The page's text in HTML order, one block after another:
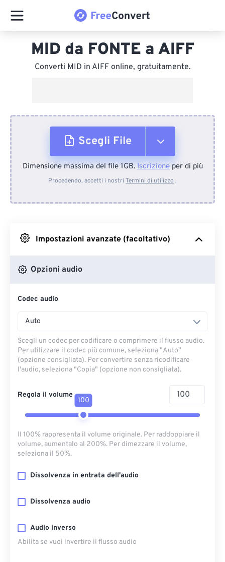
MID da FONTE a AIFF
Converti MID in AIFF online, gratuitamente.
Scegli File
Dal dispositivo
Da Google Drive
Dimensione massima del file 1GB.Iscrizioneper di più
Procedendo, accetti i nostri Termini di utilizzo .
Impostazioni avanzate (facoltativo)
Opzioni audio
Codec audio
Auto
Scegli un codec per codificare o comprimere il flusso audio.
Per utilizzare il codec più comune, seleziona "Auto"
(opzione consigliata). Per convertire senza ricodificare
l'audio, seleziona "Copia" (opzione non consigliata).
Regola il volume
100
Il 100% rappresenta il volume originale. Per raddoppiare il
volume, aumentalo al 200%. Per dimezzare il volume,
seleziona il 50%.
Dissolvenza in entrata dell'audio
Dissolvenza audio
Audio inverso
Abilita se vuoi invertire il flusso audio